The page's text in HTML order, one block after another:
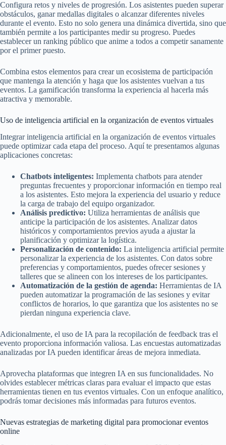
Configura retos y niveles de progresión. Los asistentes pueden superar
obstáculos, ganar medallas digitales o alcanzar diferentes niveles
durante el evento. Esto no solo genera una dinámica divertida, sino que
también permite a los participantes medir su progreso. Puedes
establecer un ranking público que anime a todos a competir sanamente
por el primer puesto.
Combina estos elementos para crear un ecosistema de participación
que mantenga la atención y haga que los asistentes vuelvan a tus
eventos. La gamificación transforma la experiencia al hacerla más
atractiva y memorable.
Uso de inteligencia artificial en la organización de eventos virtuales
Integrar inteligencia artificial en la organización de eventos virtuales
puede optimizar cada etapa del proceso. Aquí te presentamos algunas
aplicaciones concretas:
Chatbots inteligentes: Implementa chatbots para atender
preguntas frecuentes y proporcionar información en tiempo real
a los asistentes. Esto mejora la experiencia del usuario y reduce
la carga de trabajo del equipo organizador.
Análisis predictivo: Utiliza herramientas de análisis que
anticipe la participación de los asistentes. Analizar datos
históricos y comportamientos previos ayuda a ajustar la
planificación y optimizar la logística.
Personalización de contenido: La inteligencia artificial permite
personalizar la experiencia de los asistentes. Con datos sobre
preferencias y comportamientos, puedes ofrecer sesiones y
talleres que se alineen con los intereses de los participantes.
Automatización de la gestión de agenda: Herramientas de IA
pueden automatizar la programación de las sesiones y evitar
conflictos de horarios, lo que garantiza que los asistentes no se
pierdan ninguna experiencia clave.
Adicionalmente, el uso de IA para la recopilación de feedback tras el
evento proporciona información valiosa. Las encuestas automatizadas
analizadas por IA pueden identificar áreas de mejora inmediata.
Aprovecha plataformas que integren IA en sus funcionalidades. No
olvides establecer métricas claras para evaluar el impacto que estas
herramientas tienen en tus eventos virtuales. Con un enfoque analítico,
podrás tomar decisiones más informadas para futuros eventos.
Nuevas estrategias de marketing digital para promocionar eventos
online